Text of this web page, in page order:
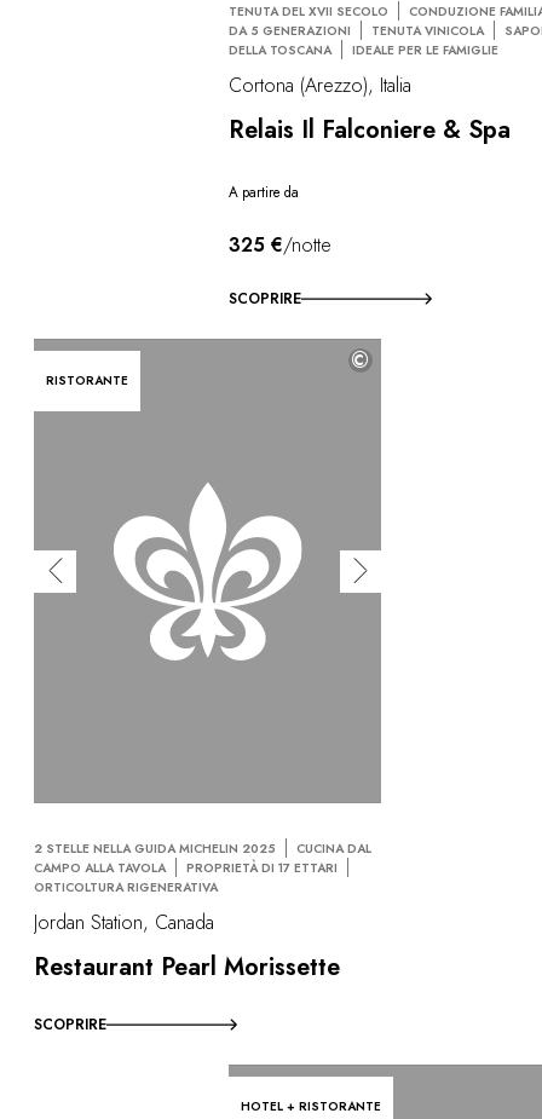
TENUTA DEL XVII SECOLO
CONDUZIONE
DA 5 GENERAZIONI
TENUTA VINICOLA
DELLA TOSCANA
IDEALE PER LE FAMIGLIE
Cortona (Arezzo), Italia
Relais Il Falconiere & Spa
A partire da
325 €/notte
SCOPRIRE
RISTORANTE
©
2 STELLE NELLA GUIDA MICHELIN 2025
CUCINA DAL
CAMPO ALLA TAVOLA
PROPRIETÀ DI 17 ETTARI
ORTICOLTURA RIGENERATIVA
Jordan Station, Canada
Restaurant Pearl Morissette
SCOPRIRE
HOTEL + RISTORANTE